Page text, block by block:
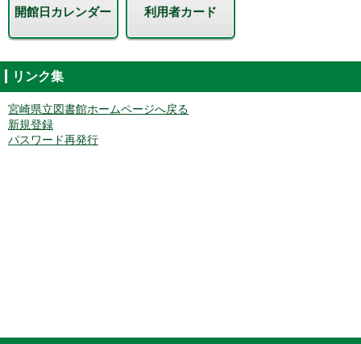
開館日カレンダー 利用者カード
リンク集
宮崎県立図書館ホームページへ戻る
新規登録
パスワード再発行